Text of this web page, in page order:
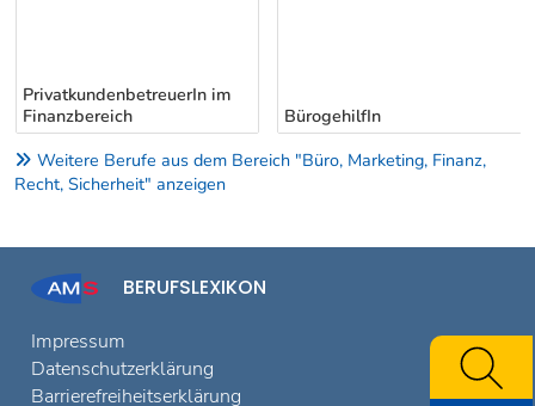
PrivatkundenbetreuerIn im
Finanzbereich
BürogehilfIn
Weitere Berufe aus dem Bereich "Büro, Marketing, Finanz,
Recht, Sicherheit" anzeigen
BERUFSLEXIKON
Impressum
Datenschutzerklärung
Barrierefreiheitserklärung